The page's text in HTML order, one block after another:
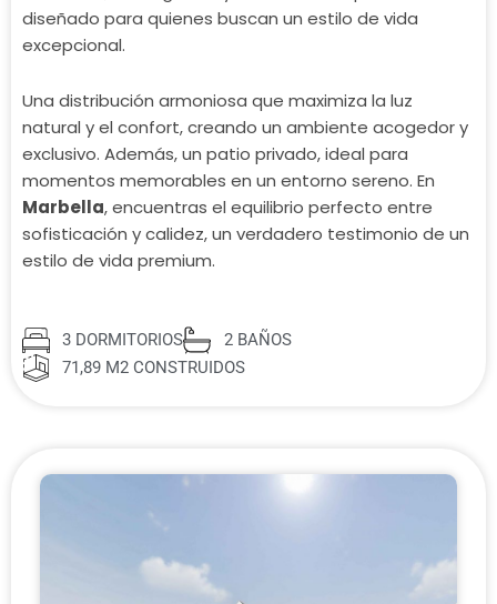
diseñado para quienes buscan un estilo de vida
excepcional.
Una distribución armoniosa que maximiza la luz
natural y el confort, creando un ambiente acogedor y
exclusivo. Además, un patio privado, ideal para
momentos memorables en un entorno sereno. En
Marbella, encuentras el equilibrio perfecto entre
sofisticación y calidez, un verdadero testimonio de un
estilo de vida premium.
3 DORMITORIOS
2 BAÑOS
71,89 M2 CONSTRUIDOS